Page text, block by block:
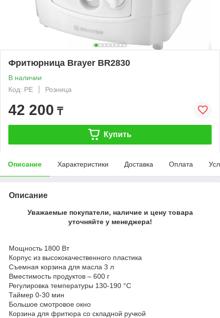
Фритюрница Brayer BR2830
В наличии
Код: PE
Розница
42 200 ₸
Купить
Описание Характеристики Доставка Оплата
Описание
Уважаемые покупатели, наличие и цену товара
уточняйте у менеджера!
Мощность 1800 Вт
Корпус из высококачественного пластика
Съемная корзина для масла 3 л
Вместимость продуктов – 600 г
Регулировка температуры 130-190 °C
Таймер 0-30 мин
Большое смотровое окно
Корзина для фритюра со складной ручкой